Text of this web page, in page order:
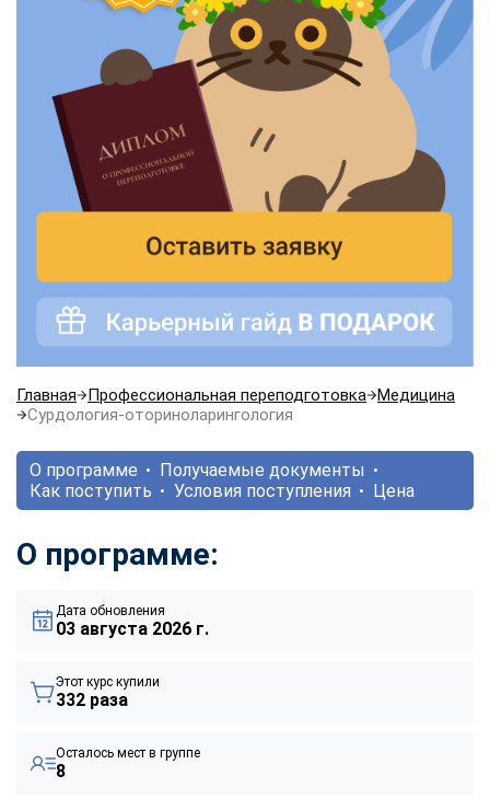
Главная Профессиональная переподготовка Медицина
Сурдология-оториноларингология
О программе
Получаемые документы
Как поступить
Условия поступления Цена
О программе:
Дата обновления
03 августа 2026 г.
Этот курс купили
332 раза
Осталось мест в группе
8